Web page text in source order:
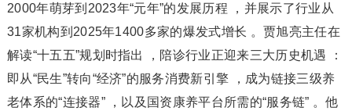
2000年萌芽到2023年“元年”的发展历程 ，并展示了行业从
31家机构到2025年1400多家的爆发式增长 。贾旭亮主任在
解读“十五五”规划时指出 ，陪诊行业正迎来三大历史机遇 ：
即从“民生”转向“经济”的服务消费新引擎 ，成为链接三级养
老体系的“连接器” ，以及国资康养平台所需的“服务链” 。他